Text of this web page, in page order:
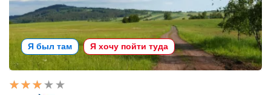
Я был там Я хочу пойти туда